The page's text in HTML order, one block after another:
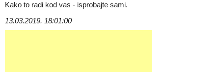
Kako to radi kod vas - isprobajte sami.
13.03.2019. 18:01:00